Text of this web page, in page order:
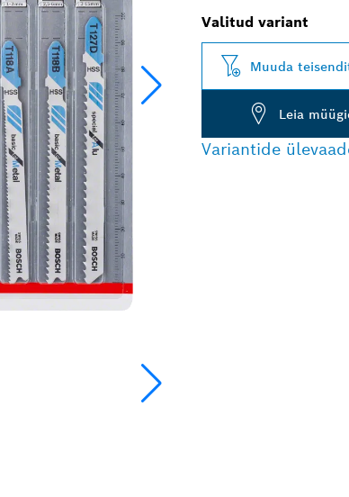
Valitud variant
Muuda
Leia
Variantide